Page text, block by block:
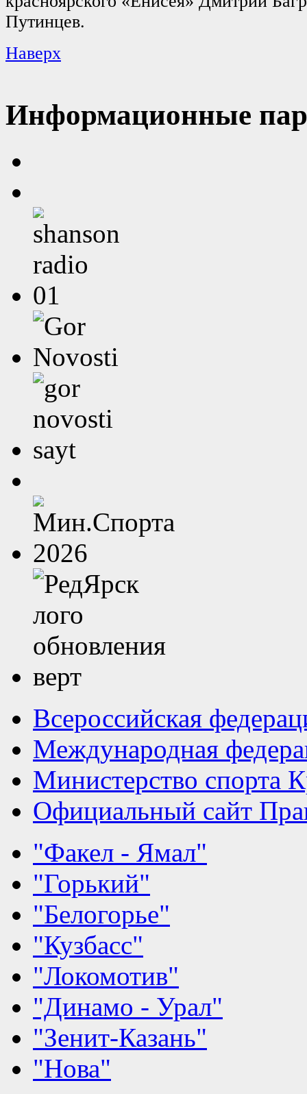
Путинцев.
Наверх
Информационные
Всероссийская
Международная
Министерство спорта
Официальный сайт
"Факел - Ямал"
"Горький"
"Белогорье"
"Кузбасс"
"Локомотив"
"Динамо - Урал"
"Зенит-Казань"
"Нова"